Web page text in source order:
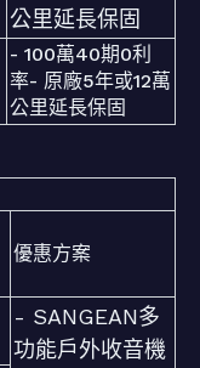
公里延長保固
- 100萬40期0利
率- 原廠5年或12萬
公里延長保固
優惠方案
- SANGEAN多
功能戶外收音機